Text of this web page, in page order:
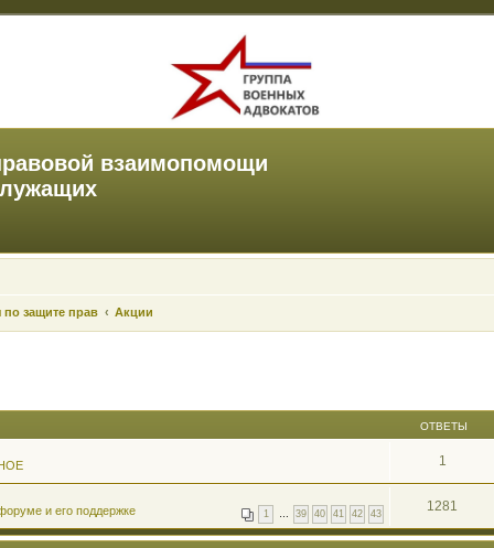
взаимопомощи
по защите прав Акции
ОТВЕТЫ
1
1 … 39 40 41 42 43
и его поддержке 1281